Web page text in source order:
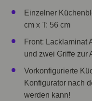
Einzelner
cm x T: 56 cm
Front: Lacklaminat
und zwei Griffe zur
Vorkonfigurierte
Konfigurator nach
werden kann!